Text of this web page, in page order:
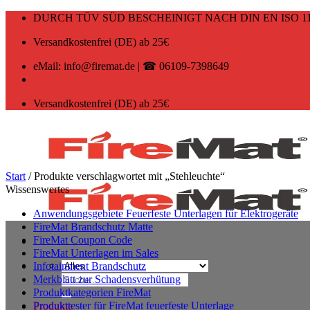
Zum
springen
DURCH TÜV SÜD BESCHEINIGT NACH DIN EN ISO
Versandkostenfrei (DE) ab 25€
eMail: info@firemat.de | ☎ 06109-7398649
Versandkostenfrei (DE) ab 25€
Suchen
nach:
Produkte
Start /Produkte verschlagwortet mit „Stehleuchte“
Wissenswertes
Anwendungsgebiete Feuerfeste Unterlagen für Elektrogeräte
FireMat Brandschutz Matte
FireMat Coupon Code
FireMat Unterlagen im Sales
Infotainment Brandschutz
Merkblatt zur Schadensverhütung
Produktkategorien FireMat
Produkttester für FireMat feuerfeste Unterlage